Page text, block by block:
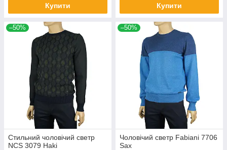
Купити Купити
–50%
Стильний чоловічий светр
NCS 3079 Haki
–50%
Чоловічий светр Fabiani 7706
Sax